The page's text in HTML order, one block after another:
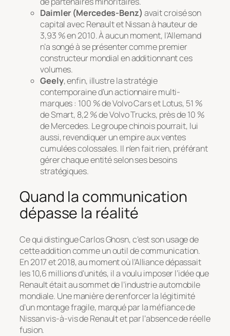
Daimler (Mercedes-Benz) avait croisé son
capital avec Renault et Nissan à hauteur de
3,93 % en 2010. À aucun moment, l’Allemand
n’a songé à se présenter comme premier
constructeur mondial en additionnant ces
volumes.
Geely, enfin, illustre la stratégie
contemporaine d’un actionnaire multi-
marques : 100 % de Volvo Cars et Lotus, 51 %
de Smart, 8,2 % de Volvo Trucks, près de 10 %
de Mercedes. Le groupe chinois pourrait, lui
aussi, revendiquer un empire aux ventes
cumulées colossales. Il n’en fait rien, préférant
gérer chaque entité selon ses besoins
stratégiques.
Quand la communication
dépasse la réalité
Ce qui distingue Carlos Ghosn, c’est son usage de
cette addition comme un outil de communication.
En 2017 et 2018, au moment où l’Alliance dépassait
les 10,6 millions d’unités, il a voulu imposer l’idée que
Renault était au sommet de l’industrie automobile
mondiale. Une manière de renforcer la légitimité
d’un montage fragile, marqué par la méfiance de
Nissan vis-à-vis de Renault et par l’absence de réelle
fusion.